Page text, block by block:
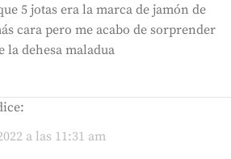
5 jotas era la marca de jamón de
cara pero me acabo de sorprender
la dehesa maladua
a las 11:31 am